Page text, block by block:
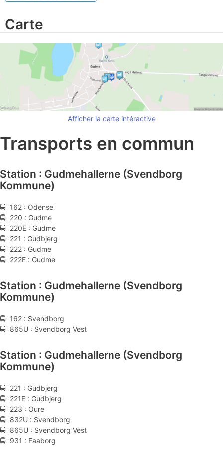
Carte
Afficher la carte intéractive
Transports en commun
Station : Gudmehallerne (Svendborg
Kommune)
🚍 162 : Odense
🚍 220 : Gudme
🚍 220E : Gudme
🚍 221 : Gudbjerg
🚍 222 : Gudme
🚍 222E : Gudme
Station : Gudmehallerne (Svendborg
Kommune)
🚍 162 : Svendborg
🚍 865U : Svendborg Vest
Station : Gudmehallerne (Svendborg
Kommune)
🚍 221 : Gudbjerg
🚍 221E : Gudbjerg
🚍 223 : Oure
🚍 832U : Svendborg
🚍 865U : Svendborg Vest
🚍 931 : Faaborg